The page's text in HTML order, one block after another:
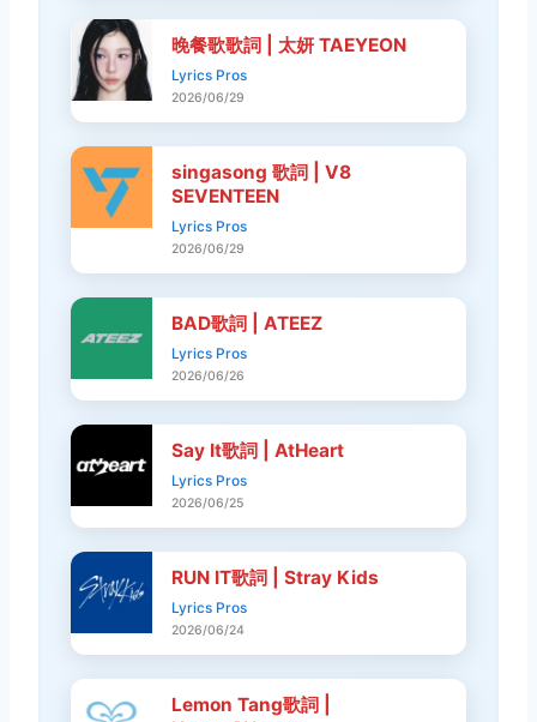
晚餐歌歌詞 | 太妍 TAEYEON
Lyrics Pros
2026/06/29
singasong 歌詞 | V8
SEVENTEEN
Lyrics Pros
2026/06/29
BAD歌詞 | ATEEZ
Lyrics Pros
2026/06/26
Say It歌詞 | AtHeart
Lyrics Pros
2026/06/25
RUN IT歌詞 | Stray Kids
Lyrics Pros
2026/06/24
Lemon Tang歌詞 |